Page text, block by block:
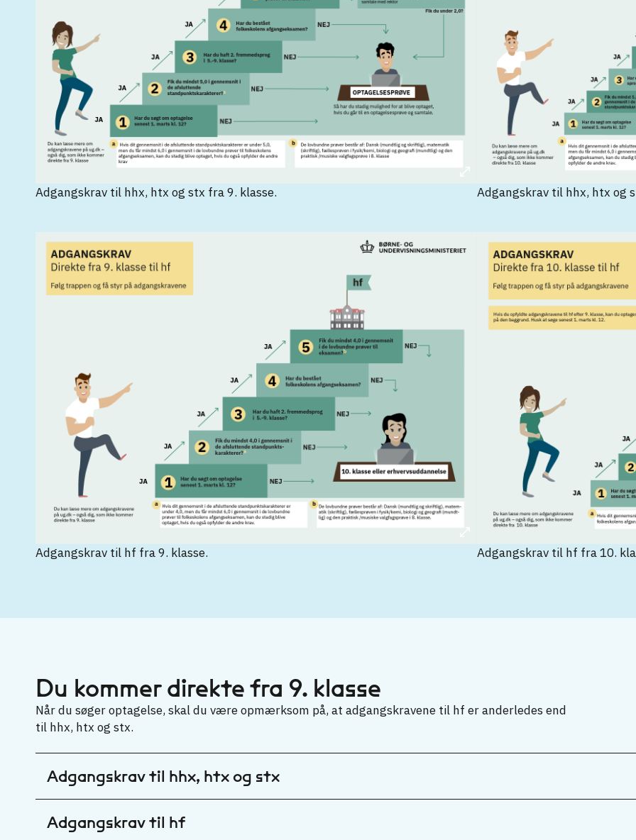
Adgangskrav til hhx, htx og stx fra 9. klasse. Adgangskrav til hhx, htx og
Adgangskrav til hf fra 9. klasse. Adgangskrav til hf fra 10.
Du kommer direkte fra 9. klasse
Når du søger optagelse, skal du være opmærksom på, at adgangskravene til hf er anderledes end
til hhx, htx og stx.
Adgangskrav til hhx, htx og stx
Adgangskrav til hf